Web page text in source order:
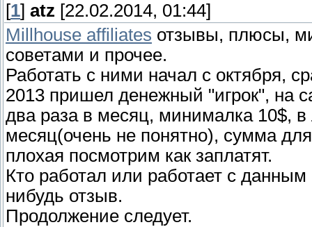
[1] atz [22.02.2014, 01:44]
Millhouse affiliates отзывы, плюсы,
советами и прочее.
Работать с ними начал с октября,
2013 пришел денежный "игрок", на
два раза в месяц, минималка 10$,
месяц(очень не понятно), сумма
плохая посмотрим как заплатят.
Кто работал или работает с
нибудь отзыв.
Продолжение следует.